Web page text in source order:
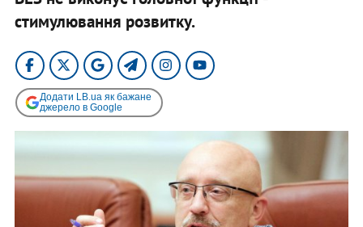
стимулювання розвитку.
Додати LB.ua як бажане
джерело в Google